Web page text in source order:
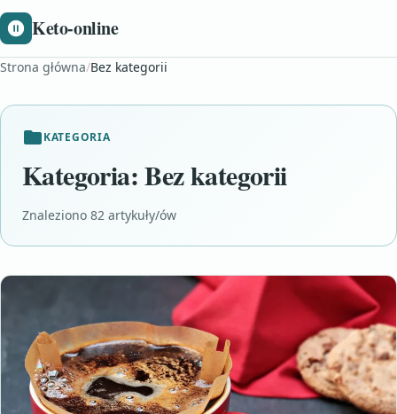
Keto-online
Strona główna/Bez kategorii
KATEGORIA
Kategoria:Bez kategorii
Znaleziono 82 artykuły/ów